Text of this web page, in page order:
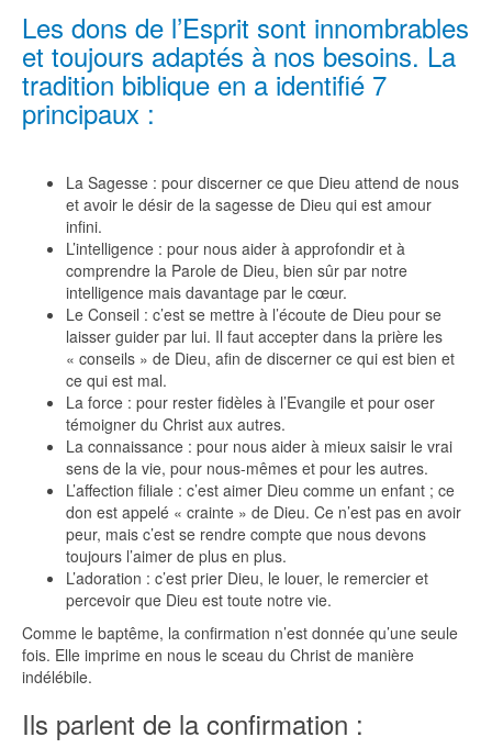
Les dons de l’Esprit sont innombrables
et toujours adaptés à nos besoins. La
tradition biblique en a identifié 7
principaux :
La Sagesse : pour discerner ce que Dieu attend de nous
et avoir le désir de la sagesse de Dieu qui est amour
infini.
L’intelligence : pour nous aider à approfondir et à
comprendre la Parole de Dieu, bien sûr par notre
intelligence mais davantage par le cœur.
Le Conseil : c’est se mettre à l’écoute de Dieu pour se
laisser guider par lui. Il faut accepter dans la prière les
« conseils » de Dieu, afin de discerner ce qui est bien et
ce qui est mal.
La force : pour rester fidèles à l’Evangile et pour oser
témoigner du Christ aux autres.
La connaissance : pour nous aider à mieux saisir le vrai
sens de la vie, pour nous-mêmes et pour les autres.
L’affection filiale : c’est aimer Dieu comme un enfant ; ce
don est appelé « crainte » de Dieu. Ce n’est pas en avoir
peur, mais c’est se rendre compte que nous devons
toujours l’aimer de plus en plus.
L’adoration : c’est prier Dieu, le louer, le remercier et
percevoir que Dieu est toute notre vie.
Comme le baptême, la confirmation n’est donnée qu’une seule
fois. Elle imprime en nous le sceau du Christ de manière
indélébile.
Ils parlent de la confirmation :